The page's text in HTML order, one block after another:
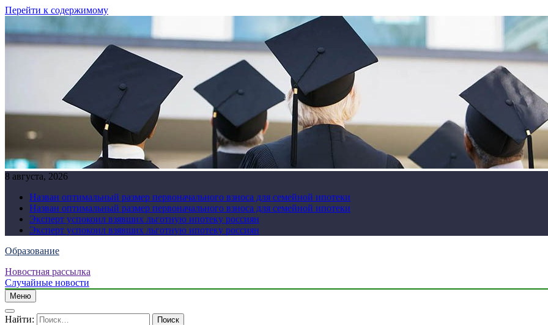
Перейти к содержимому
8 августа, 2026
Назван оптимальный размер первоначального взноса для семейной ипотеки
Назван оптимальный размер первоначального взноса для семейной ипотеки
Эксперт успокоил взявших льготную ипотеку россиян
Эксперт успокоил взявших льготную ипотеку россиян
Образование
Новостная рассылка
Случайные новости
Меню
Найти: